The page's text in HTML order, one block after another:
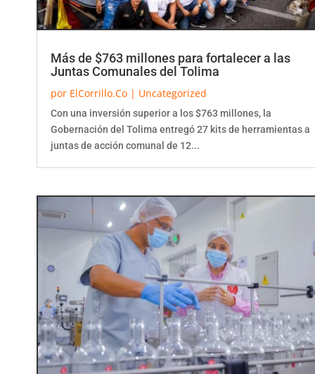
Más de $763 millones para fortalecer a las
Juntas Comunales del Tolima
por ElCorrillo.Co | Uncategorized
Con una inversión superior a los $763 millones, la
Gobernación del Tolima entregó 27 kits de herramientas a
juntas de acción comunal de 12...